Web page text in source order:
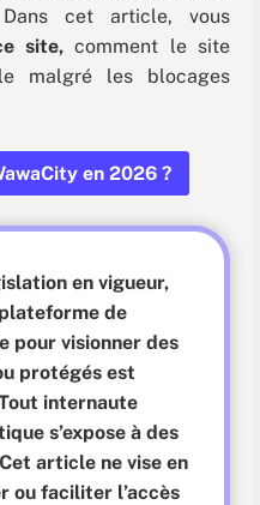
Dans cet article, vous
site,comment le site
malgré les blocages
en 2026 ?
en vigueur,
de
pour visionner des
protégés est
internaute
s’expose à des
Cet article ne vise en
ou faciliter l’accès